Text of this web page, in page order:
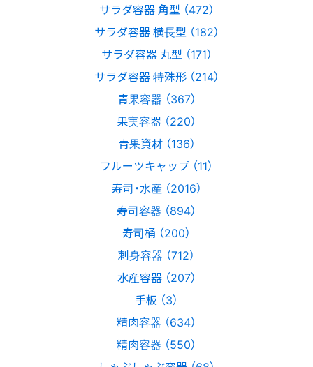
サラダ容器 角型 （472）
サラダ容器 横長型 （182）
サラダ容器 丸型 （171）
サラダ容器 特殊形 （214）
青果容器 （367）
果実容器 （220）
青果資材 （136）
フルーツキャップ （11）
寿司・水産 （2016）
寿司容器 （894）
寿司桶 （200）
刺身容器 （712）
水産容器 （207）
手板 （3）
精肉容器 （634）
精肉容器 （550）